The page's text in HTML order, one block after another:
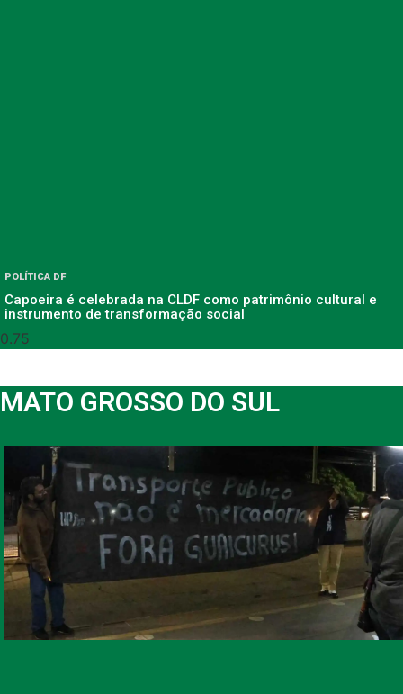
POLÍTICA DF
Capoeira é celebrada na CLDF como patrimônio cultural e
instrumento de transformação social
MATO GROSSO DO SUL